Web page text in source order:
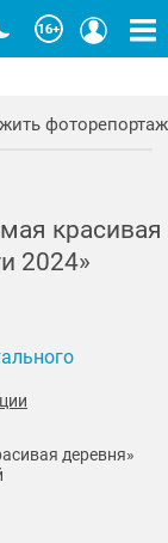
фоторепортаж
красивая
2024»
деревня»